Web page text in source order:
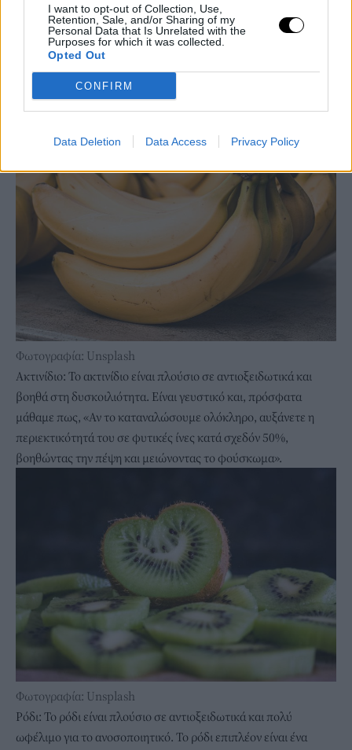
I want to opt-out of Collection, Use,
Retention, Sale, and/or Sharing of my
Personal Data that Is Unrelated with the
Purposes for which it was collected.
Opted Out
CONFIRM
Data Deletion Data Access Privacy Policy
Φωτογραφία: Unsplash
Ακτινίδιο: Το ακτινίδιο είναι πλούσιο σε αντιοξειδωτικά και
βοηθά στη δυσκοιλιότητα. Είναι γευστικό και, πρόσφατα
μάθαμε πως, «Αν το καταναλώσουμε ολόκληρο, αυξάνετε η
περιεκτικότητά του σε φυτικές ίνες κατά σχεδόν 50%,
βοηθώντας την πέψη και μειώνοντας το φούσκωμα».
Φωτογραφία: Unsplash
Ρόδι: Το ρόδι είναι πλούσιο σε αντιοξειδωτικά και πολύ
ωφέλιμο για το ανοσοποιητικό. Το ρόδι επιπλέον είναι ένα